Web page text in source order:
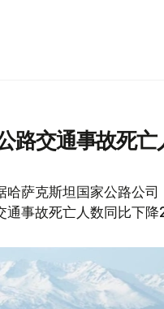
路交通事故死
哈萨克斯坦国家公路公
事故死亡人数同比下